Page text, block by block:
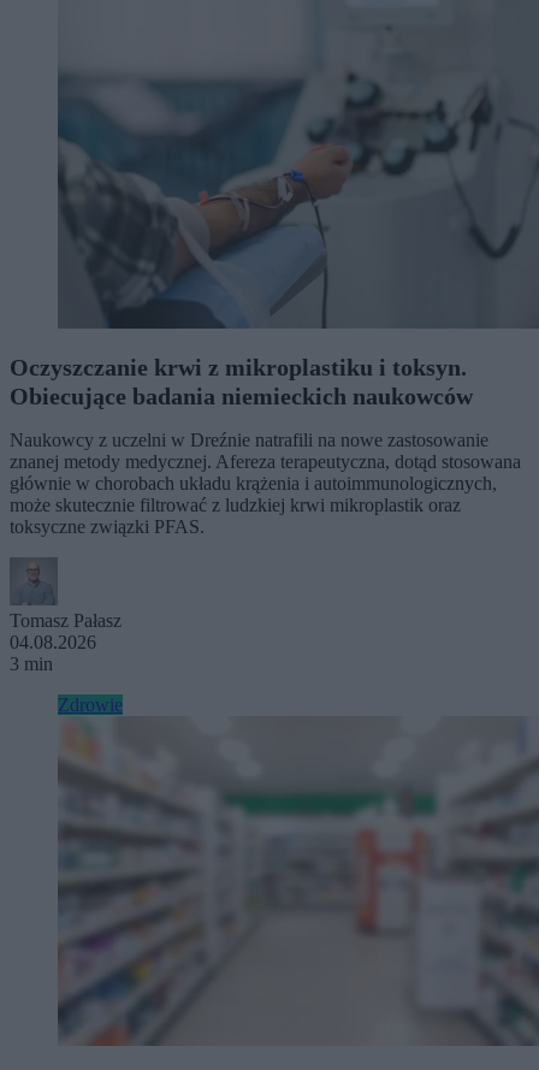
Oczyszczanie krwi z mikroplastiku i toksyn.
Obiecujące badania niemieckich naukowców
Naukowcy z uczelni w Dreźnie natrafili na nowe zastosowanie
znanej metody medycznej. Afereza terapeutyczna, dotąd stosowana
głównie w chorobach układu krążenia i autoimmunologicznych,
może skutecznie filtrować z ludzkiej krwi mikroplastik oraz
toksyczne związki PFAS.
Tomasz Pałasz
04.08.2026
3 min
Zdrowie